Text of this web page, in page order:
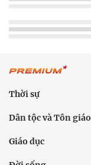
Thời sự
Dân tộc và Tôn giáo
Giáo dục